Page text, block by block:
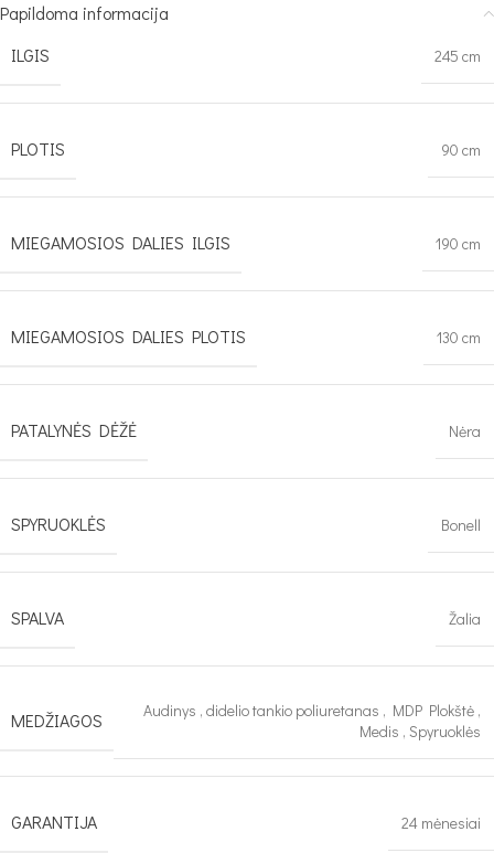
Papildoma informacija
ILGIS
245 cm
PLOTIS 90 cm
MIEGAMOSIOS DALIES ILGIS 190 cm
MIEGAMOSIOS DALIES PLOTIS 130 cm
PATALYNĖS DĖŽĖ Nėra
SPYRUOKLĖS Bonell
SPALVA Žalia
MEDŽIAGOS Audinys , didelio tankio poliuretanas , MDP Plokštė ,
Medis , Spyruoklės
GARANTIJA 24 mėnesiai